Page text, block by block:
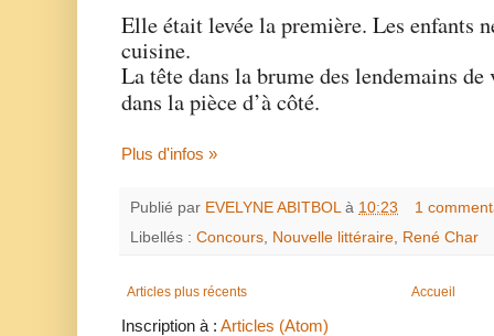
Elle était levée la première. Les enfants
cuisine.
La tête dans la brume des lendemains
dans la pièce d’à côté.
Plus d'infos »
Publié par EVELYNE ABITBOL à 10:23
1
Libellés : Concours Nouvelle littéraire René Char
Articles plus récents Accueil
Inscription à : Articles (Atom)